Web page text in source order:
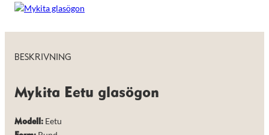
BESKRIVNING
Mykita Eetu glasögon
Modell: Eetu
funktionalitet
och
används.
Upplevelse
hemsida ska
prestera så